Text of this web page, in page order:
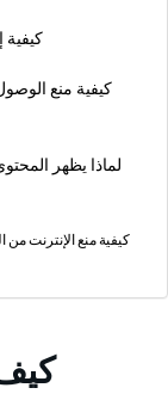
كيفية
كيفية منع
لماذا يظهر
كيفية منع الإنترنت